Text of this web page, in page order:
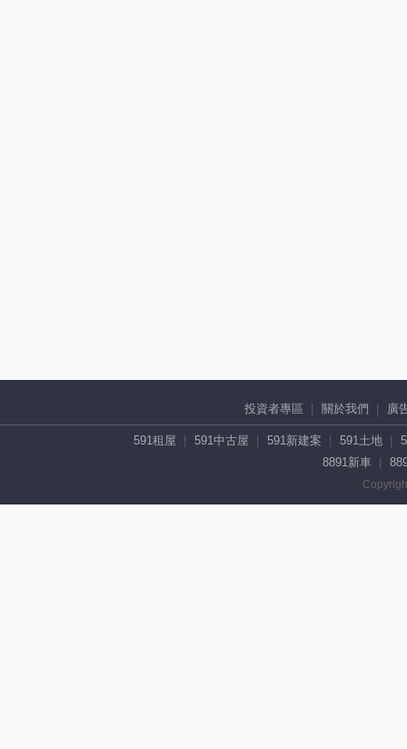
投資者專區 關於我們 廣
591租屋 591中古屋 591新建案 591土地
8891新車